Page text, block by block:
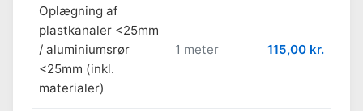
Oplægning af
plastkanaler <25mm
/ aluminiumsrør
<25mm (inkl.
materialer)
1 meter 115,00 kr.